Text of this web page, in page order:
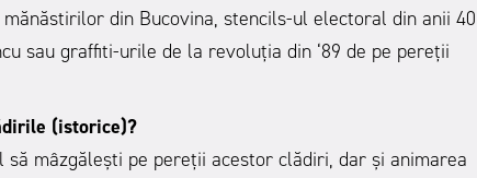
din Bucovina, stencils-ul electoral din anii
sau graffiti-urile de la revoluția din ‘89 de pe pereții
(istorice)?
mâzgălești pe pereții acestor clădiri, dar și animarea